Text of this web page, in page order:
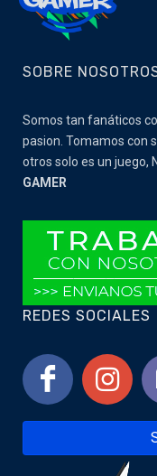
SOBRE
Somos tan fanáticos
pasion. Tomamos con
otros solo es un juego,
GAMER
REDES SOCIALES